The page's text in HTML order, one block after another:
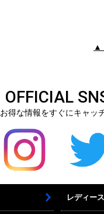
▲
OFFICIAL
お得な情報をすぐにキャッ
レディース